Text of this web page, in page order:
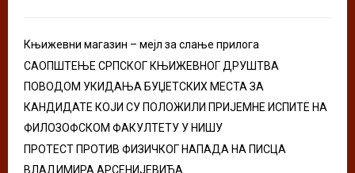
Књижевни магазин – мејл за слање прилога
САОПШТЕЊЕ СРПСКОГ КЊИЖЕВНОГ ДРУШТВА
ПОВОДОМ УКИДАЊА БУЏЕТСКИХ МЕСТА ЗА
КАНДИДАТЕ КОЈИ СУ ПОЛОЖИЛИ ПРИЈЕМНЕ ИСПИТЕ НА
ФИЛОЗОФСКОМ ФАКУЛТЕТУ У НИШУ
ПРОТЕСТ ПРОТИВ ФИЗИЧКОГ НАПАДА НА ПИСЦА
ВЛАДИМИРА АРСЕНИЈЕВИЋА